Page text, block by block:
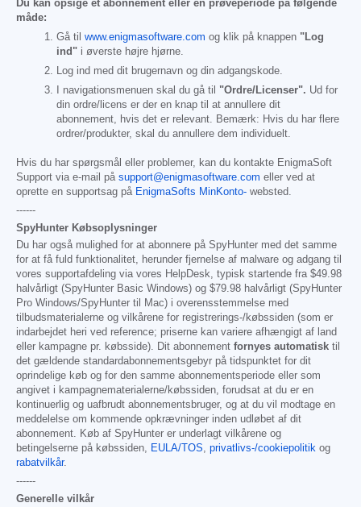
Du kan opsige et abonnement eller en prøveperiode på følgende
måde:
Gå til www.enigmasoftware.com og klik på knappen "Log
ind" i øverste højre hjørne.
Log ind med dit brugernavn og din adgangskode.
I navigationsmenuen skal du gå til "Ordre/Licenser". Ud for
din ordre/licens er der en knap til at annullere dit
abonnement, hvis det er relevant. Bemærk: Hvis du har flere
ordrer/produkter, skal du annullere dem individuelt.
Hvis du har spørgsmål eller problemer, kan du kontakte EnigmaSoft
Support via e-mail på support@enigmasoftware.com eller ved at
oprette en supportsag på EnigmaSofts MinKonto- websted.
------
SpyHunter Købsoplysninger
Du har også mulighed for at abonnere på SpyHunter med det samme
for at få fuld funktionalitet, herunder fjernelse af malware og adgang til
vores supportafdeling via vores HelpDesk, typisk startende fra $49.98
halvårligt (SpyHunter Basic Windows) og $79.98 halvårligt (SpyHunter
Pro Windows/SpyHunter til Mac) i overensstemmelse med
tilbudsmaterialerne og vilkårene for registrerings-/købssiden (som er
indarbejdet heri ved reference; priserne kan variere afhængigt af land
eller kampagne pr. købsside). Dit abonnement fornyes automatisk til
det gældende standardabonnementsgebyr på tidspunktet for dit
oprindelige køb og for den samme abonnementsperiode eller som
angivet i kampagnematerialerne/købssiden, forudsat at du er en
kontinuerlig og uafbrudt abonnementsbruger, og at du vil modtage en
meddelelse om kommende opkrævninger inden udløbet af dit
abonnement. Køb af SpyHunter er underlagt vilkårene og
betingelserne på købssiden, EULA/TOS, privatlivs-/cookiepolitik og
rabatvilkår.
------
Generelle vilkår